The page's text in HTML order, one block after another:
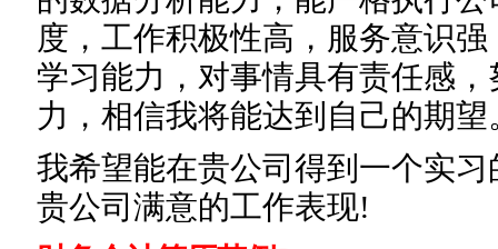
度，工作积极性高，服务意识
学习能力，对事情具有责任感
力，相信我将能达到自己的期望
我希望能在贵公司得到一个实
贵公司满意的工作表现!